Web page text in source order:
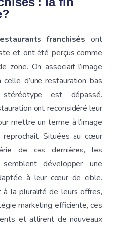
franchisés ont
et ont été perçus comme
zone. On associait l’image
celle d’une restauration bas
stéréotype est dépassé.
ont reconsidéré leur
mettre un terme à l’image
reprochait. Situées au cœur
de ces dernières, les
développer une
à leur cœur de cible.
à la pluralité de leurs offres,
marketing efficiente, ces
et attirent de nouveaux